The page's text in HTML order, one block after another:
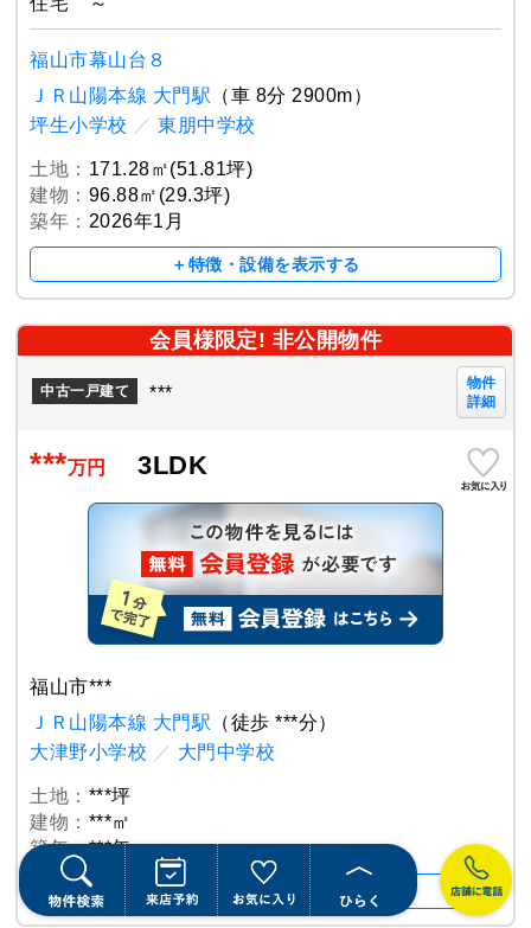
福山市幕山台８
ＪＲ山陽本線 大門駅 （車 8分 2900m）
坪生小学校 ／ 東朋中学校
土地： 171.28㎡(51.81坪)
建物： 96.88㎡(29.3坪)
築年： 2026年1月
＋特徴・設備を表示する
会員様限定! 非公開物件
中古一戸建て ***
物件
詳細
***万円 3LDK
福山市***
ＪＲ山陽本線 大門駅 （徒歩 ***分）
大津野小学校 ／ 大門中学校
土地： ***坪
建物： ***㎡
築年：***年
＋特徴・設備を表示する